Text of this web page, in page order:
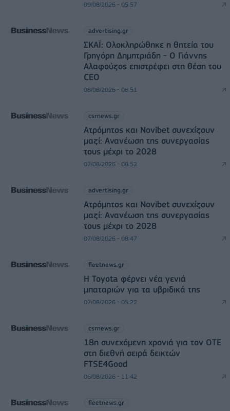
09/08/2026 - 05:57
advertising.gr
ΣΚΑΪ: Ολοκληρώθηκε η θητεία του
Γρηγόρη Δημητριάδη - Ο Γιάννης
Αλαφούζος επιστρέφει στη θέση του
CEO
08/08/2026 - 06:51
csrnews.gr
Ατρόμητος και Novibet συνεχίζουν
μαζί: Ανανέωση της συνεργασίας
τους μέχρι το 2028
07/08/2026 - 08:52
advertising.gr
Ατρόμητος και Novibet συνεχίζουν
μαζί: Ανανέωση της συνεργασίας
τους μέχρι το 2028
07/08/2026 - 08:47
fleetnews.gr
Η Toyota φέρνει νέα γενιά
μπαταριών για τα υβριδικά της
07/08/2026 - 05:22
csrnews.gr
18η συνεχόμενη χρονιά για τον ΟΤΕ
στη διεθνή σειρά δεικτών
FTSE4Good
06/08/2026 - 11:42
fleetnews.gr